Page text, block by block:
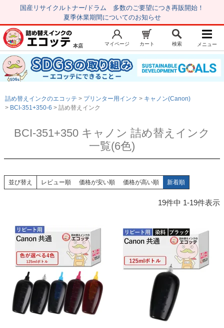
国産リサイクルトナー/ドラム 多数のご要望につき再販開始！
夏季休業期間についてのお知らせ
新規会員登録 マイページ
トップページ お気に入り
注文履歴 レビュー履歴
初心者用セット
キャノンインク
詰め替えインク
互換インクボトル
互換インクカートリッジ
再生インクカートリッジ
記事を探す
お客様の声
本店 マイページ カート 検索 メニュー
詰め替えインクのエコッテ プリンター用インク
キャノン(Canon)
BCI-351+350-6
詰め替えインク
BCI-351+350 キャノン 詰め替えインク
一覧(6色)
並び替え レビュー順 価格が安い順 価格が高い順 新着順
19件中 1-19件表示